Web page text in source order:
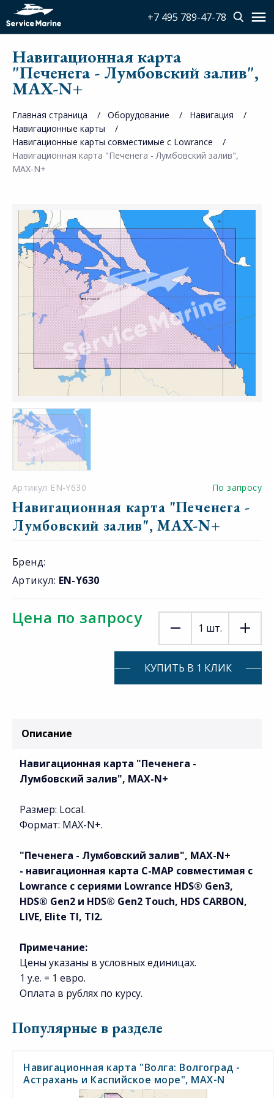
+7 495 789-47-78
Навигационная карта
"Печенега - Лумбовский залив",
MAX-N+
Главная страница Оборудование
Навигация
Навигационные карты
Навигационные карты совместимые с Lowrance
Навигационная карта "Печенега - Лумбовский залив",
MAX-N+
Артикул EN-Y630 По запросу
Навигационная карта "Печенега -
Лумбовский залив", MAX-N+
Бренд:
Артикул: EN-Y630
Цена по запросу
1 шт.
КУПИТЬ В 1 КЛИК
Описание
Навигационная карта "Печенега -
Лумбовский залив", MAX-N+
Размер: Local.
Формат: MAX-N+.
"Печенега - Лумбовский залив", MAX-N+
- навигационная карта C-MAP совместимая с
Lowrance с сериями Lowrance HDS® Gen3,
HDS® Gen2 и HDS® Gen2 Touch, HDS CARBON,
LIVE, Elite TI, TI2.
Примечание:
Цены указаны в условных единицах.
1 у.е. = 1 евро.
Оплата в рублях по курсу.
Популярные в разделе
Навигационная карта "Волга: Волгоград -
Астрахань и Каспийское море", MAX-N